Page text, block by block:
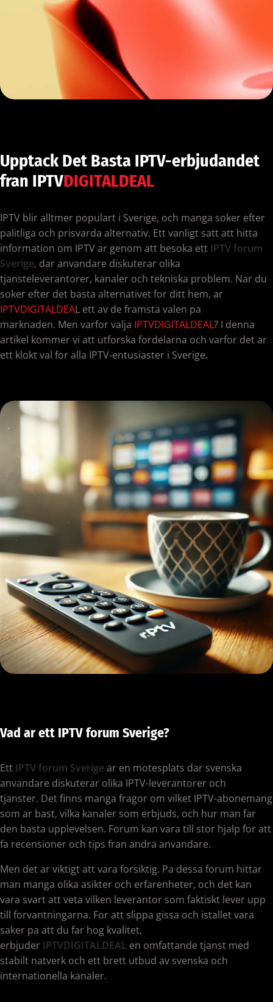
Upptack Det Basta IPTV-erbjudandet
fran IPTVDIGITALDEAL
IPTV blir alltmer populart i Sverige, och manga soker efter
palitliga och prisvarda alternativ. Ett vanligt satt att hitta
information om IPTV ar genom att besoka ett IPTV forum
Sverige, dar anvandare diskuterar olika
tjansteleverantorer, kanaler och tekniska problem. Nar du
soker efter det basta alternativet for ditt hem, ar
IPTVDIGITALDEAL ett av de framsta valen pa
marknaden. Men varfor valja IPTVDIGITALDEAL? I denna
artikel kommer vi att utforska fordelarna och varfor det ar
ett klokt val for alla IPTV-entusiaster i Sverige.
Vad ar ett IPTV forum Sverige?
Ett IPTV forum Sverige ar en motesplats dar svenska
anvandare diskuterar olika IPTV-leverantorer och
tjanster. Det finns manga fragor om vilket IPTV-abonemang
som ar bast, vilka kanaler som erbjuds, och hur man far
den basta upplevelsen. Forum kan vara till stor hjalp for att
fa recensioner och tips fran andra anvandare.
Men det ar viktigt att vara forsiktig. Pa dessa forum hittar
man manga olika asikter och erfarenheter, och det kan
vara svart att veta vilken leverantor som faktiskt lever upp
till forvantningarna. For att slippa gissa och istallet vara
saker pa att du far hog kvalitet,
erbjuder IPTVDIGITALDEAL en omfattande tjanst med
stabilt natverk och ett brett utbud av svenska och
internationella kanaler.